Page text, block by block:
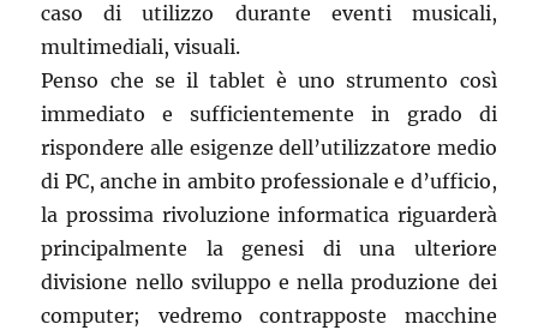
caso di utilizzo durante eventi musicali,
multimediali, visuali.
Penso che se il tablet è uno strumento così
immediato e sufficientemente in grado di
rispondere alle esigenze dell’utilizzatore medio
di PC, anche in ambito professionale e d’ufficio,
la prossima rivoluzione informatica riguarderà
principalmente la genesi di una ulteriore
divisione nello sviluppo e nella produzione dei
computer; vedremo contrapposte macchine